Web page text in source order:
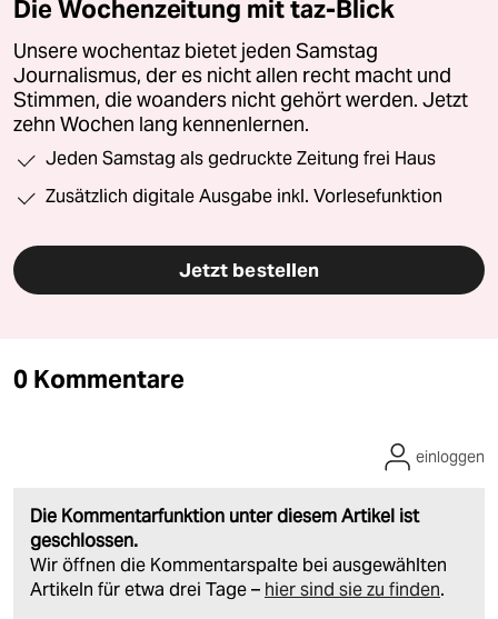
Die Wochenzeitung mit taz-Blick
Unsere wochentaz bietet jeden Samstag
Journalismus, der es nicht allen recht macht und
Stimmen, die woanders nicht gehört werden. Jetzt
zehn Wochen lang kennenlernen.
Jeden Samstag als gedruckte Zeitung frei Haus
Zusätzlich digitale Ausgabe inkl. Vorlesefunktion
Jetzt bestellen
0 Kommentare
Die Kommentarfunktion unter diesem Artikel ist
geschlossen.
Wir öffnen die Kommentarspalte bei ausgewählten
Artikeln für etwa drei Tage – hier sind sie zu finden.
einloggen